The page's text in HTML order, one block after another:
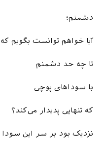
دشمنم؛
آیا خواهم توانست بگویم که
تا چه حد دشمنم
با سودا‌های پوچی
که تنهایی پدیدار می­‌کند؟
نزدیک بود بر سر این سودا